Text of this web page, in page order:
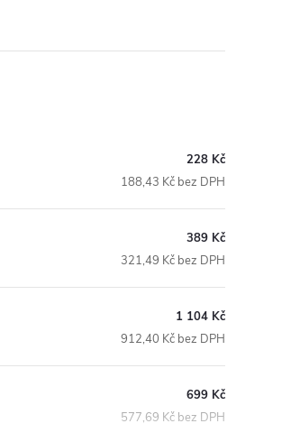
228 Kč
188,43 Kč bez DPH
389 Kč
321,49 Kč bez DPH
1 104 Kč
912,40 Kč bez DPH
699 Kč
577,69 Kč bez DPH